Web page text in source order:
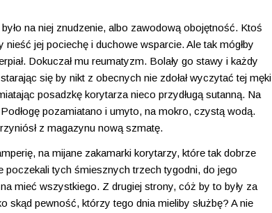
na niej znudzenie, albo zawodową obojętność. Ktoś
jej pociechę i duchowe wsparcie. Ale tak mógłby
Dokuczał mu reumatyzm. Bolały go stawy i każdy
się by nikt z obecnych nie zdołał wyczytać tej męki
posadzkę korytarza nieco przydługą sutanną. Na
pozamiatano i umyto, na mokro, czystą wodą.
z magazynu nową szmatę.
na mijane zakamarki korytarzy, które tak dobrze
poczekali tych śmiesznych trzech tygodni, do jego
mieć wszystkiego. Z drugiej strony, cóż by to były za
pewność, którzy tego dnia mieliby służbę? A nie